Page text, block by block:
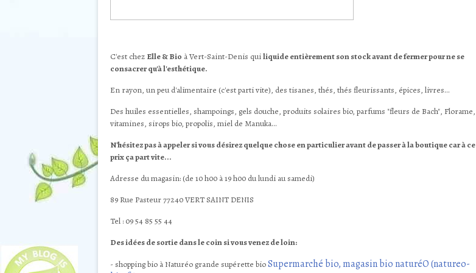
C'est chez Elle & Bio à Vert-Saint-Denis quiliquide entièrement son stock avant de fermer pour ne se
consacrer qu'à l'esthétique.
En rayon, un peu d'alimentaire (c'est parti vite), des tisanes, thés, thés fleurissants, épices, livres...
Des huiles essentielles, shampoings, gels douche, produits solaires bio, parfums "fleurs de Bach", Florame,
vitamines, sirops bio, propolis, miel de Manuka...
N'hésitez pas à appeler si vous désirez quelque chose en particulier avant de passer à la boutique car à ce
prix ça part vite...
Adresse du magasin: (de 10 h00 à 19 h00 du lundi au samedi)
89 Rue Pasteur 77240 VERT SAINT DENIS
Tel : 09 54 85 55 44
Des idées de sortie dans le coin si vous venez de loin:
- shopping bio à Naturéo grande supérette bioSupermarché bio, magasin bio naturéO (natureo-